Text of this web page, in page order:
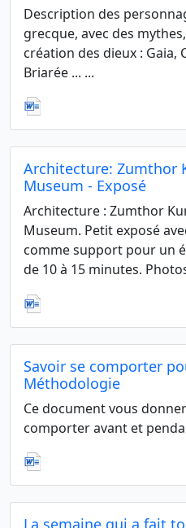
Description des
grecque, avec des
création des dieux : Gaia,
Briarée ... ...
Architecture: Zumthor
Museum - Exposé
Architecture : Zumthor
Museum. Petit exposé
comme support pour un
de 10 à 15 minutes.
Savoir se comporter
Méthodologie
Ce document vous
comporter avant et
La semaine qui a fait